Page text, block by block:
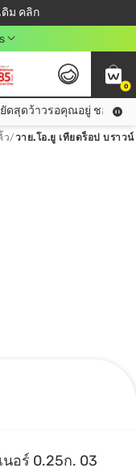
ดิม คลิก
ๆ 10%! 🎉
฿
ไง?
0
สุดว้าวรอคุณอยู่ ชอปคุ้มก
ว/วาย.โอ.ยู เทียดร็อป บราว
อร์ 0.25ก. 03